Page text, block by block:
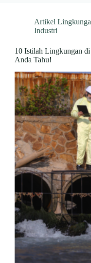
Artikel
Industri
10 Istilah Lingkungan
Anda Tahu!